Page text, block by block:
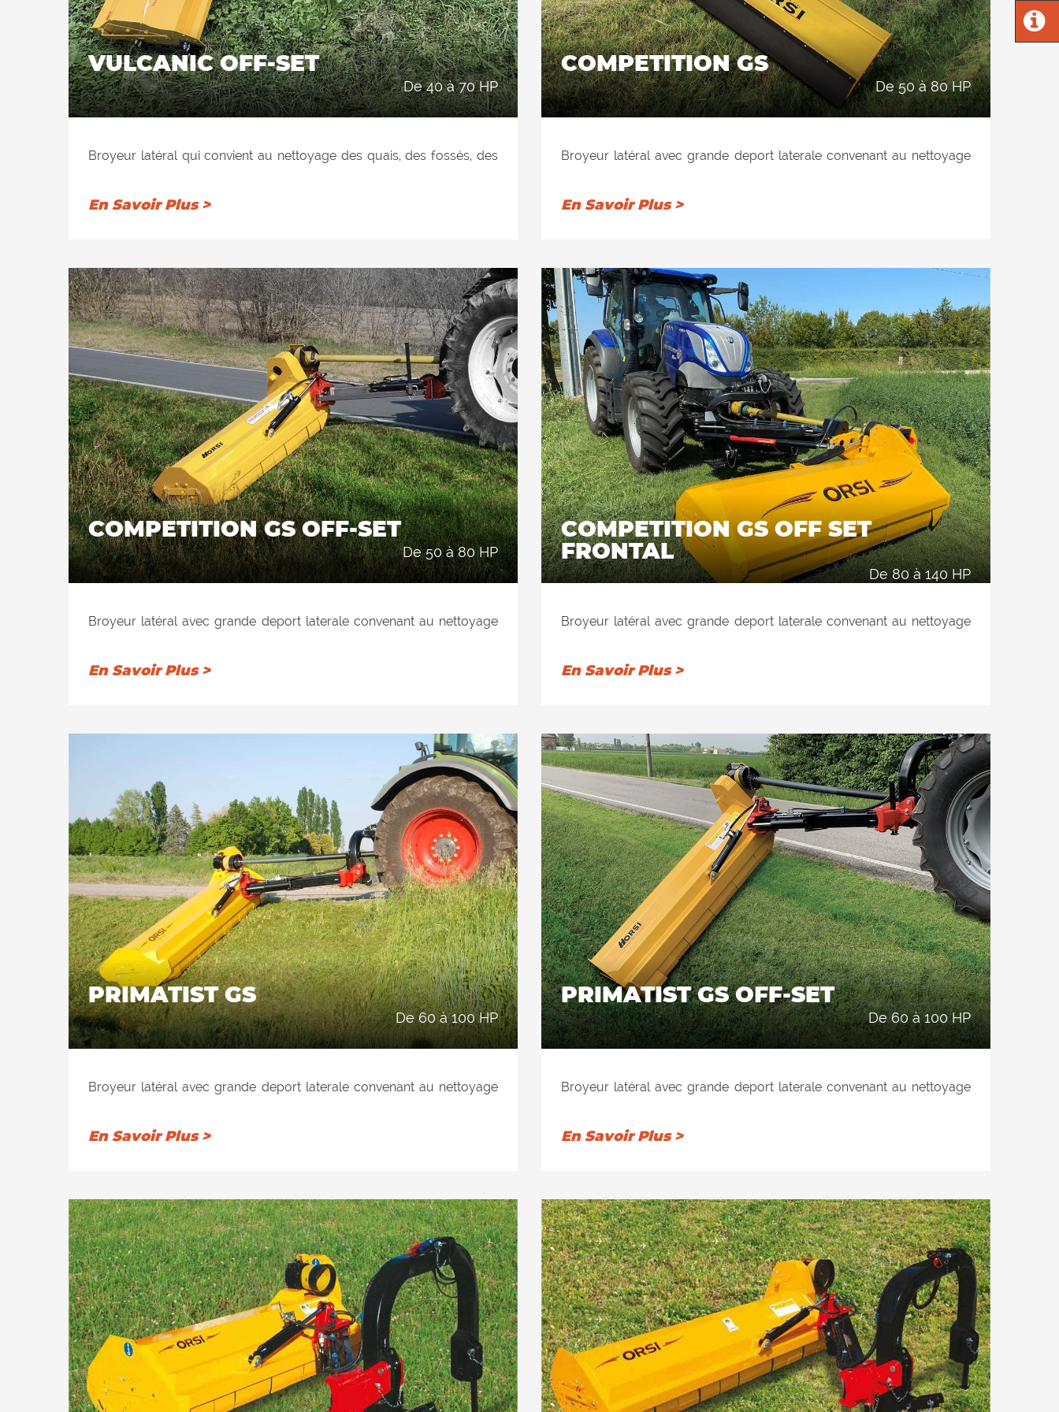
VULCANIC OFF-SET
de 40 à 70 HP
Broyeur latéral qui convient au nettoyage des quais, des fossés, des
hydraulique atteignant la position verticale jusqu'à 90 ° pour l'élagage
En Savoir Plus >
COMPETITION GS
de 50 à 80 HP
Broyeur latéral avec grande deport laterale convenant au nettoyage
Équipé d'une inclinaison hydraulique atteignant la position verticale
latéralement au tracteur. L'équipement de hachage consiste en un
double cadre interne entièrement réalisé en HARDOX® (acier résistant
à l'usure et anti-abrasif). Double position du rouleau d'appui arriere: 1)
auto-nettoyant pour permettre le déchargement du produit
déchiqueté derrière le rouleau; La consommation électrique du
tracteur est ainsi réduite au minimum, ce qui entraîne une réduction
des depenses. 2) à l’arrière, pour retenir davantage le produit à
l’intérieur du dispositif de coupe, puis le couper davantage. Les 2
rangées de contre-couteaux installées à l'intérieur garantissent une
excellente qualité de coupe dans les 2 positions du rouleau d'appui.
En Savoir Plus >
COMPETITION GS OFF-SET
de 50 à 80 HP
Broyeur latéral avec grande deport laterale convenant au nettoyage
Équipé d'une inclinaison hydraulique atteignant la position verticale
latéralement au tracteur. L'équipement de hachage consiste en un
double cadre interne entièrement réalisé en HARDOX® (acier résistant
à l'usure et anti-abrasif). Double position du rouleau d'appui arriere: 1)
auto-nettoyant pour permettre le déchargement du produit
déchiqueté derrière le rouleau; La consommation électrique du
tracteur est ainsi réduite au minimum, ce qui entraîne une réduction
des depenses. 2) à l’arrière, pour retenir davantage le produit à
l’intérieur du dispositif de coupe, puis le couper davantage. Les 2
rangées de contre-couteaux installées à l'intérieur garantissent une
excellente qualité de coupe dans les 2 positions du rouleau d'appui.
En Savoir Plus >
COMPETITION GS OFF SET
FRONTAL
de 80 à 140 HP
Broyeur latéral avec grande deport laterale convenant au nettoyage
Équipé d'une inclinaison hydraulique atteignant la position verticale
latéralement au tracteur. L'équipement de hachage consiste en un
double cadre interne entièrement réalisé en HARDOX® (acier résistant
à l'usure et anti-abrasif). Double position du rouleau d'appui arriere: 1)
auto-nettoyant pour permettre le déchargement du produit
déchiqueté derrière le rouleau; La consommation électrique du
tracteur est ainsi réduite au minimum, ce qui entraîne une réduction
des depenses. 2) à l’arrière, pour retenir davantage le produit à
l’intérieur du dispositif de coupe, puis le couper davantage. Les 2
rangées de contre-couteaux installées à l'intérieur garantissent une
excellente qualité de coupe dans les 2 positions du rouleau d'appui.
En Savoir Plus >
PRIMATIST GS
de 60 à 100 HP
Broyeur latéral avec grande deport laterale convenant au nettoyage
Équipé d'une inclinaison hydraulique atteignant la position verticale
latéralement au tracteur. L'équipement de hachage consiste en un
double cadre interne entièrement réalisé en HARDOX® (acier résistant
à l'usure et anti-abrasif). Double position du rouleau d'appui arriere: 1)
auto-nettoyant pour permettre le déchargement du produit
déchiqueté derrière le rouleau; La consommation électrique du
tracteur est ainsi réduite au minimum, ce qui entraîne une réduction
des depenses. 2) à l’arrière, pour retenir davantage le produit à
l’intérieur du dispositif de coupe, puis le couper davantage. Les 2
rangées de contre-couteaux installées à l'intérieur garantissent une
excellente qualité de coupe dans les 2 positions du rouleau d'appui.
En Savoir Plus >
PRIMATIST GS OFF-SET
de 60 à 100 HP
Broyeur latéral avec grande deport laterale convenant au nettoyage
Équipé d'une inclinaison hydraulique atteignant la position verticale
latéralement au tracteur. L'équipement de hachage consiste en un
double cadre interne entièrement réalisé en HARDOX® (acier résistant
à l'usure et anti-abrasif). Double position du rouleau d'appui arriere: 1)
auto-nettoyant pour permettre le déchargement du produit
déchiqueté derrière le rouleau; La consommation électrique du
tracteur est ainsi réduite au minimum, ce qui entraîne une réduction
des depenses. 2) à l’arrière, pour retenir davantage le produit à
l’intérieur du dispositif de coupe, puis le couper davantage. Les 2
rangées de contre-couteaux installées à l'intérieur garantissent une
excellente qualité de coupe dans les 2 positions du rouleau d'appui.
En Savoir Plus >